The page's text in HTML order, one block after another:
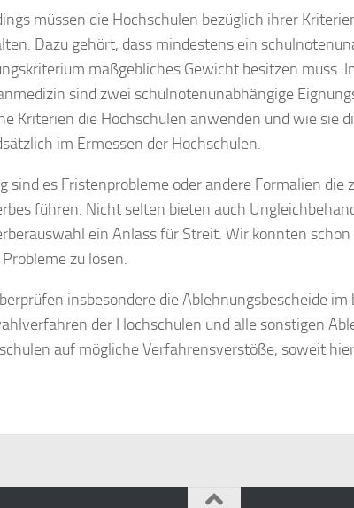
müssen die Hochschulen bezüglich ihrer
Dazu gehört, dass mindestens ein
maßgebliches Gewicht besitzen muss.
sind zwei schulnotenunabhängige
Kriterien die Hochschulen anwenden und wie sie
im Ermessen der Hochschulen.
sind es Fristenprobleme oder andere Formalien die
führen. Nicht selten bieten auch
ein Anlass für Streit. Wir konnten
zu lösen.
insbesondere die Ablehnungsbescheide
der Hochschulen und alle sonstigen
auf mögliche Verfahrensverstöße, soweit